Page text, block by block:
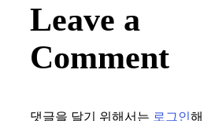
Leave a
Comment
댓글을 달기 위해서는 로그인